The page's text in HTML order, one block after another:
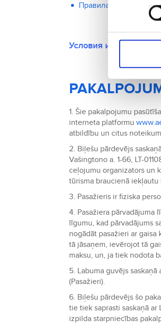
Правила Wizz Air
Условия и правила
1. Šie pakalpojumu
interneta platformu
atbildību un citus
2. Biļešu pārdevējs
Vašingtono a. 1-66, LT-
ceļojumu organizators un
tūrisma braucienā
3. Pasažieris ir fiziska
4. Pasažiera pārvadājuma
līgumu, kad pārvadājums
nogādāt pasažieri ar
tā jāsaņem, ievērojot tā
maksu, un, ja tiek nodota
5. Labuma guvējs
(Pasažieri).
6. Biļešu pārdevējs šo
tie tiek saprasti saskaņā
izpilda starpniecības